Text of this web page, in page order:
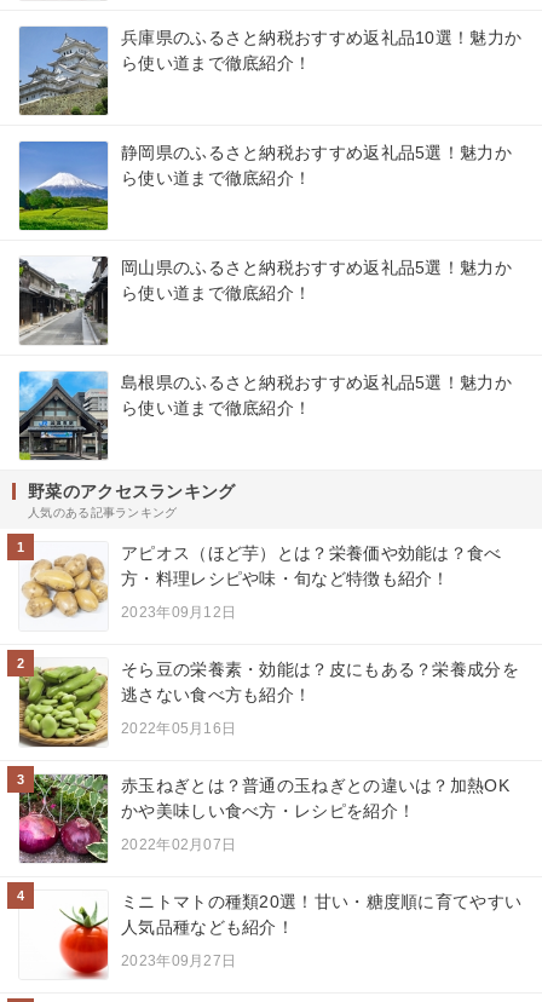
兵庫県のふるさと納税おすすめ返礼品10選！魅力か
ら使い道まで徹底紹介！
静岡県のふるさと納税おすすめ返礼品5選！魅力か
ら使い道まで徹底紹介！
岡山県のふるさと納税おすすめ返礼品5選！魅力か
ら使い道まで徹底紹介！
島根県のふるさと納税おすすめ返礼品5選！魅力か
ら使い道まで徹底紹介！
野菜のアクセスランキング
人気のある記事ランキング
1
アピオス（ほど芋）とは？栄養価や効能は？食べ
方・料理レシピや味・旬など特徴も紹介！
2023年09月12日
2
そら豆の栄養素・効能は？皮にもある？栄養成分を
逃さない食べ方も紹介！
2022年05月16日
3
赤玉ねぎとは？普通の玉ねぎとの違いは？加熱OK
かや美味しい食べ方・レシピを紹介！
2022年02月07日
4
ミニトマトの種類20選！甘い・糖度順に育てやすい
人気品種なども紹介！
2023年09月27日